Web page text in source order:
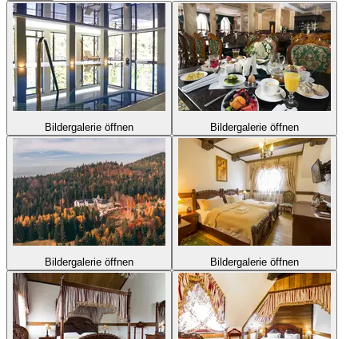
Bildergalerie öffnen Bildergalerie öffnen
Bildergalerie öffnen Bildergalerie öffnen